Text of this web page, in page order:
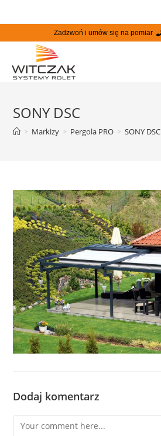
Zadzwoń i umów się na pomiar
SONY DSC
> Markizy > Pergola PRO > SONY DSC
Dodaj komentarz